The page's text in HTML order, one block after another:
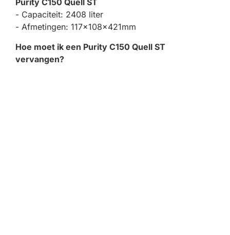
- Capaciteit: 2408 liter
- Afmetingen: 117x108x421mm
Hoe moet ik een Purity C150 Quell ST
vervangen?